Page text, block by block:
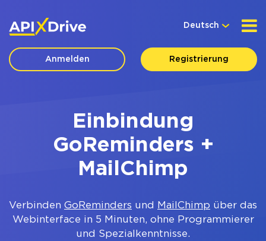
Deutsch
Anmelden Registrierung
Einbindung
GoReminders +
MailChimp
Verbinden GoReminders und MailChimp über das
Webinterface in 5 Minuten, ohne Programmierer
und Spezialkenntnisse.